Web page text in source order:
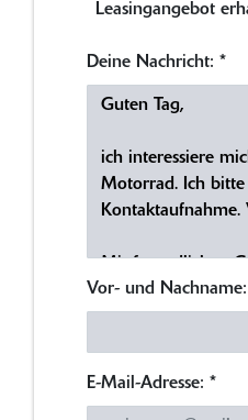
Leasingangebot
Deine Nachricht: *
Vor- und Nachname:
E-Mail-Adresse: *